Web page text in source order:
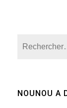
NOUNOU A